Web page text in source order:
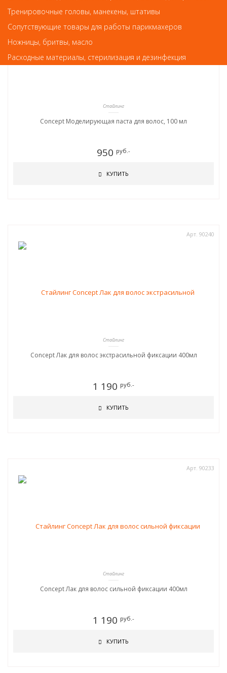
Стайлинг
Concept Моделирующая паста для волос, 100 мл
950 руб.-
КУПИТЬ
Арт. 90240
Стайлинг
Concept Лак для волос экстрасильной фиксации 400мл
1 190 руб.-
КУПИТЬ
Арт. 90233
Стайлинг
Concept Лак для волос сильной фиксации 400мл
1 190 руб.-
КУПИТЬ
Тренировочные головы, манекены, штативы
Сопутствующие товары для работы парикмахеров
Ножницы, бритвы, масло
Расходные материалы, стерилизация и дезинфекция